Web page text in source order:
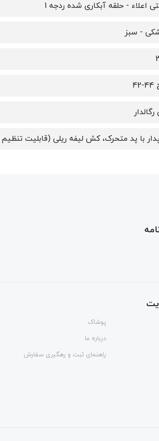
اعلاء - حلقه آبکاری شده ردجه 1
- سبز
با پد متحرک، کش لیفه ریلی (قابلیت
پوشاک
درباره ما
راهنمای ثبت و رهگیری سفارش